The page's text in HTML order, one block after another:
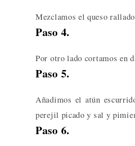
Mezclamos el queso
Paso 4.
Por otro lado cortamos en
Paso 5.
Añadimos el atún
perejil picado y sal y
Paso 6.